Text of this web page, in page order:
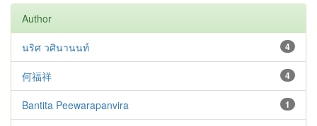
Author
4
นริศ วศินานนท์
4
何福祥
1
Bantita Peewarapanvira